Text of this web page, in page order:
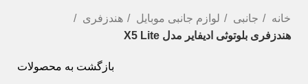
خانه جانبی لوازم جانبی موبایل
هندزفری
هندزفری بلوتوثی ادیفایر مدل X5 Lite
بازگشت به محصولات